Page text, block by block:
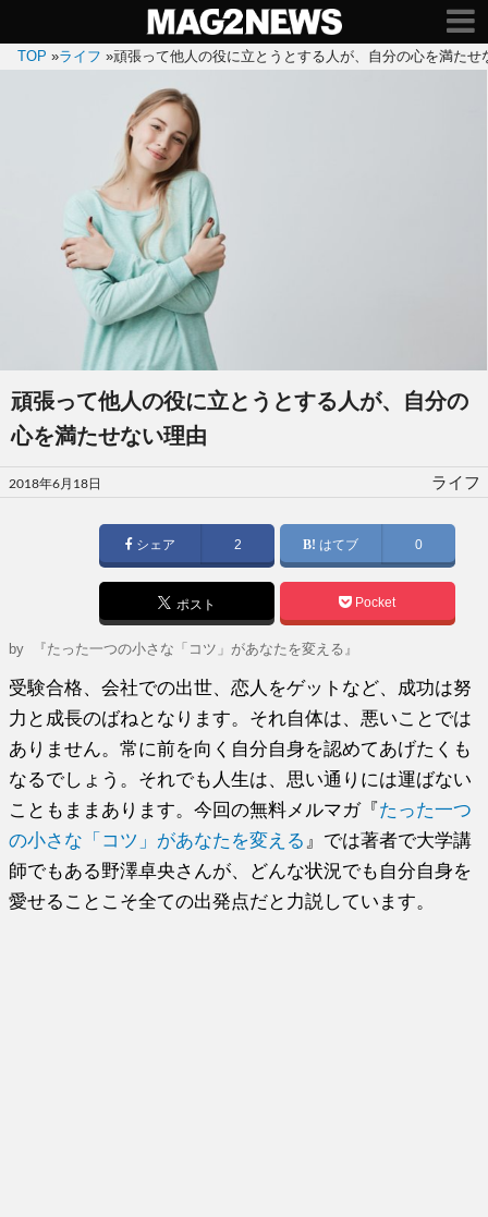
TOP »ライフ »頑張って他人の役に立とうとする人が、自分の心を満たせ
頑張って他人の役に立とうとする人が、自分の
心を満たせない理由
投
稿
2018年6月18日 ライフ
シェア 2 はてブ 0
ポスト Pocket
by 『たった一つの小さな「コツ」があなたを変える』
受験合格、会社での出世、恋人をゲットなど、成功は努
力と成長のばねとなります。それ自体は、悪いことでは
ありません。常に前を向く自分自身を認めてあげたくも
なるでしょう。それでも人生は、思い通りには運ばない
こともままあります。今回の無料メルマガ『たった一つ
の小さな「コツ」があなたを変える 』では著者で大学講
師でもある野澤卓央さんが、どんな状況でも自分自身を
愛せることこそ全ての出発点だと力説しています。